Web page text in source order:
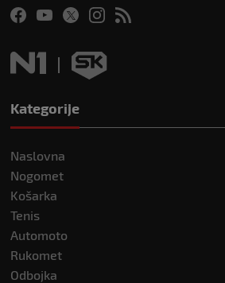
Kategorije
Naslovna
Nogomet
Košarka
Tenis
Automoto
Rukomet
Odbojka